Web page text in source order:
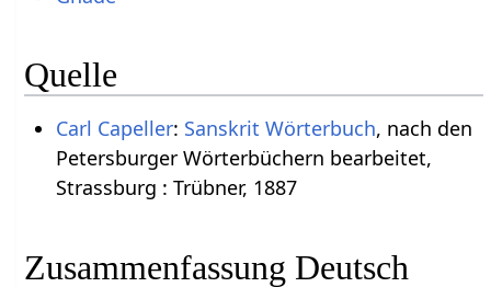
Quelle
Carl Capeller: Sanskrit Wörterbuch, nach den
Petersburger Wörterbüchern bearbeitet,
Strassburg : Trübner, 1887
Zusammenfassung Deutsch